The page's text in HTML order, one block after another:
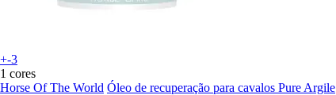
+-3
1 cores
Horse Of The World Óleo de recuperação para cavalos Pure Argile